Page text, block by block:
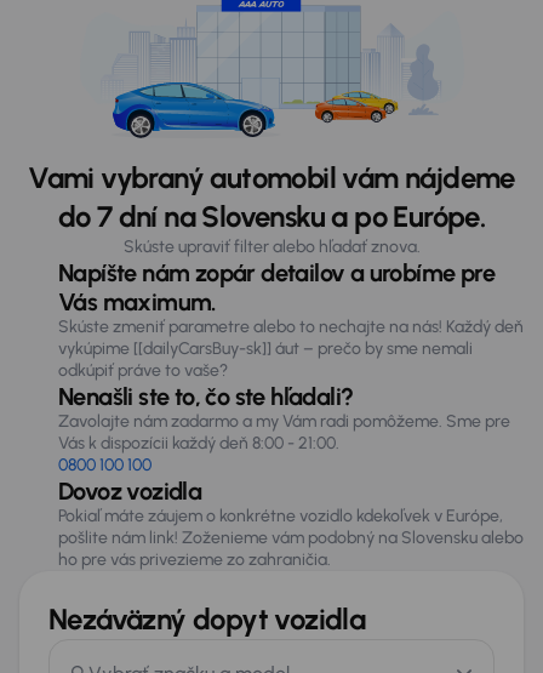
Vami vybraný automobil vám nájdeme
do 7 dní na Slovensku a po Európe.
Skúste upraviť filter alebo hľadať znova.
Napíšte nám zopár detailov a urobíme pre
Vás maximum.
Skúste zmeniť parametre alebo to nechajte na nás! Každý deň
vykúpime [[dailyCarsBuy-sk]] áut – prečo by sme nemali
odkúpiť práve to vaše?
Nenašli ste to, čo ste hľadali?
Zavolajte nám zadarmo a my Vám radi pomôžeme. Sme pre
Vás k dispozícii každý deň 8:00 - 21:00.
0800 100 100
Dovoz vozidla
Pokiaľ máte záujem o konkrétne vozidlo kdekoľvek v Európe,
pošlite nám link! Zoženieme vám podobný na Slovensku alebo
ho pre vás privezieme zo zahraničia.
Nezáväzný dopyt vozidla